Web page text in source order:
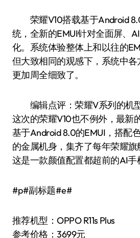
荣耀V10搭载基于Android
统，全新的EMUI针对全面屏、
化。系统体验整体上和以往的
但大致相同的观感下，系统中
更加周全细致了。
编辑点评：荣耀V系列的机型
这次的荣耀V10也不例外，最新
基于Android 8.0的EMUI，搭配
的金属机身，集齐了每年荣耀旗
这是一款颜值配置都超前的AI手
#p#副标题#e#
推荐机型：OPPO R11s Plus
参考价格：3699元